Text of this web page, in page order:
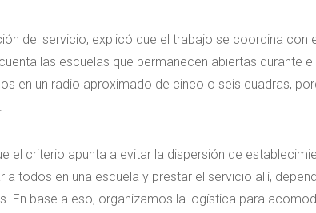
del servicio, explicó que el trabajo se coordina con
las escuelas que permanecen abiertas durante
en un radio aproximado de cinco o seis cuadras,
el criterio apunta a evitar la dispersión de
a todos en una escuela y prestar el servicio allí,
En base a eso, organizamos la logística para